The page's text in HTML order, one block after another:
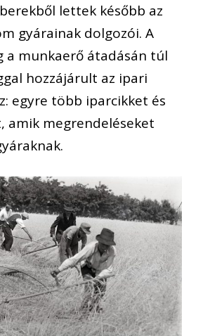
lettek később az
gyárainak dolgozói. A
a munkaerő átadásán túl
hozzájárult az ipari
egyre több iparcikket és
amik megrendeléseket